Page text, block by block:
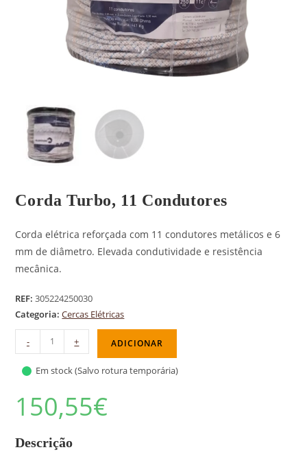
Corda Turbo, 11 Condutores
Corda elétrica reforçada com 11 condutores metálicos e 6
mm de diâmetro. Elevada condutividade e resistência
mecânica.
REF:305224250030
Categoria:Cercas Elétricas
- + ADICIONAR
Em stock (Salvo rotura temporária)
150,55€
Descrição